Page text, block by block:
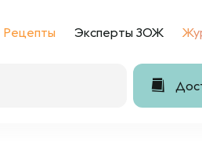
Рецепты Эксперты ЗОЖ